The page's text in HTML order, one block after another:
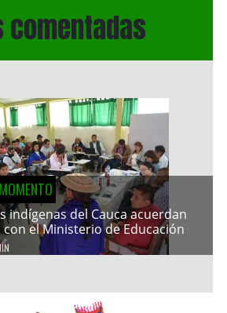
comentadas
indígenas del Cauca acuerdan
el Ministerio de Educación